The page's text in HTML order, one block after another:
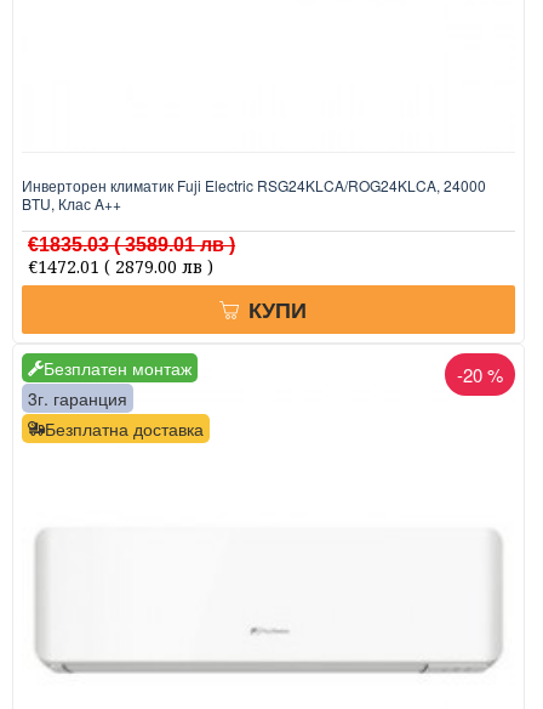
Инверторен климатик Fuji Electric RSG24KLCA/ROG24KLCA, 24000
BTU, Клас A++
€1835.03( 3589.01 лв )
€1472.01 ( 2879.00 лв )
КУПИ
Безплатен монтаж
Безплатна доставка
3г. гаранция
-20 %